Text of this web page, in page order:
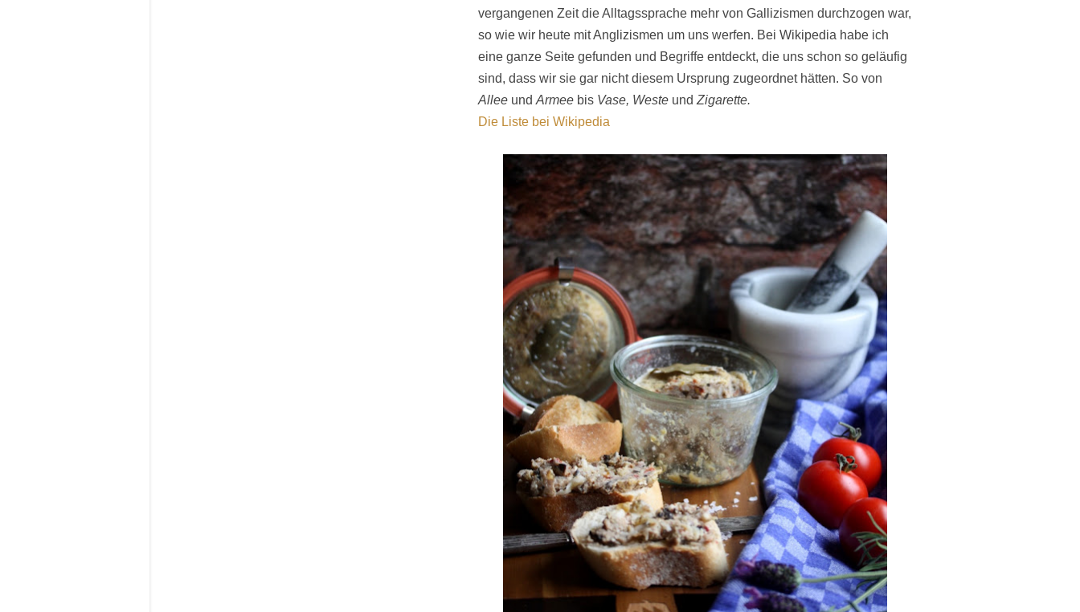
vergangenen Zeit die Alltagssprache mehr von Gallizismen durchzogen war,
so wie wir heute mit Anglizismen um uns werfen. Bei Wikipedia habe ich
eine ganze Seite gefunden und Begriffe entdeckt, die uns schon so geläufig
sind, dass wir sie gar nicht diesem Ursprung zugeordnet hätten. So von
Allee und Armee bis Vase, Weste und Zigarette.
Die Liste bei Wikipedia